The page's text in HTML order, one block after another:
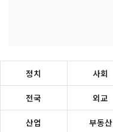
정치 사회
전국 외교
산업 부동산